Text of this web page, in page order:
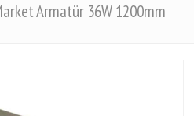
Armatür 36W 1200mm